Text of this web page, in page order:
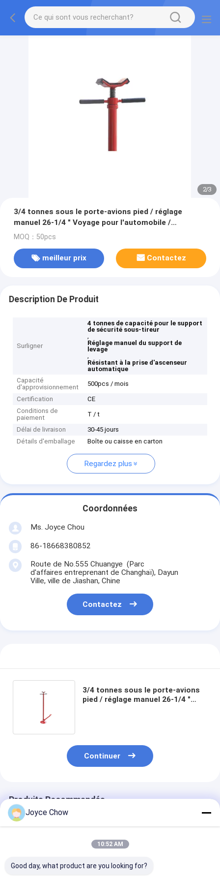
2/3
3/4 tonnes sous le porte-avions pied / réglage
manuel 26-1/4 " Voyage pour l'automobile /
industriel / agricole
MOQ：50pcs
meilleur prix Contactez
Description De Produit
Surligner
4 tonnes de capacité pour le support
de sécurité sous-tireur
,
Réglage manuel du support de
levage
,
Résistant à la prise d'ascenseur
automatique
Capacité
d'approvisionnement
500pcs / mois
Certification
CE
Conditions de
paiement
T / t
Délai de livraison
30-45 jours
Détails d'emballage
Boîte ou caisse en carton
Regardez plus
Coordonnées
Ms. Joyce Chou
86-18668380852
Route de No.555 Chuangye (Parc
d'affaires entreprenant de Changhaï), Dayun
Ville, ville de Jiashan, Chine
Contactez
3/4 tonnes sous le porte-avions
pied / réglage manuel 26-1/4 "
Continuer
Produits Recommandés
Joyce Chow
10:52 AM
Good day, what product are you looking for?